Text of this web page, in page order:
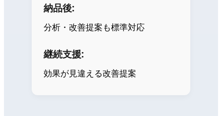
納品後:
分析・改善提案も標準対応
継続支援:
効果が見違える改善提案